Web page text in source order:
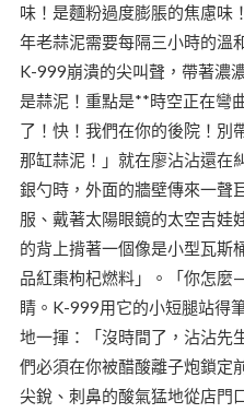
味！是麵粉過度膨脹的焦慮味
年老蒜泥需要每隔三小時的溫
K-999崩潰的尖叫聲，帶著濃
是蒜泥！重點是**時空正在彎
了！快！我們在你的後院！
那缸蒜泥！」就在廖沾沾還在
銀勺時，外面的牆壁傳來一聲
服、戴著太陽眼鏡的太空吉娃
的背上揹著一個像是小型瓦斯
品紅棗枸杞燃料」。「你怎
睛。K-999用它的小短腿站得
地一揮：「沒時間了，沾沾先
們必須在你被醋酸離子炮鎖定
尖銳、刺鼻的酸氣猛地從店門